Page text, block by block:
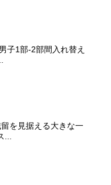
子1部-2部間入れ替え
留を見据える大きな一